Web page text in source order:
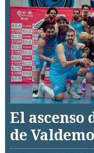
El ascenso
de